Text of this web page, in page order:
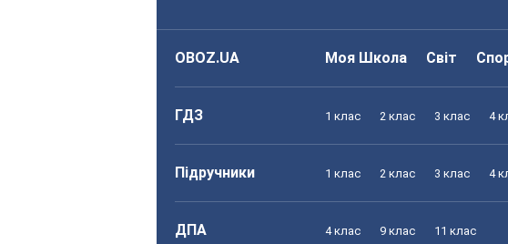
OBOZ.UA Моя Школа Світ
ГДЗ 1 клас 2 клас 3 клас 4
Підручники 1 клас 2 клас 3 клас 4
ДПА 4 клас 9 клас 11 клас